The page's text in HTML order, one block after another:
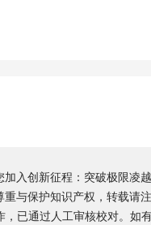
入创新征程：突破极限凌
与保护知识产权，转载请
，已通过人工审核校对。如